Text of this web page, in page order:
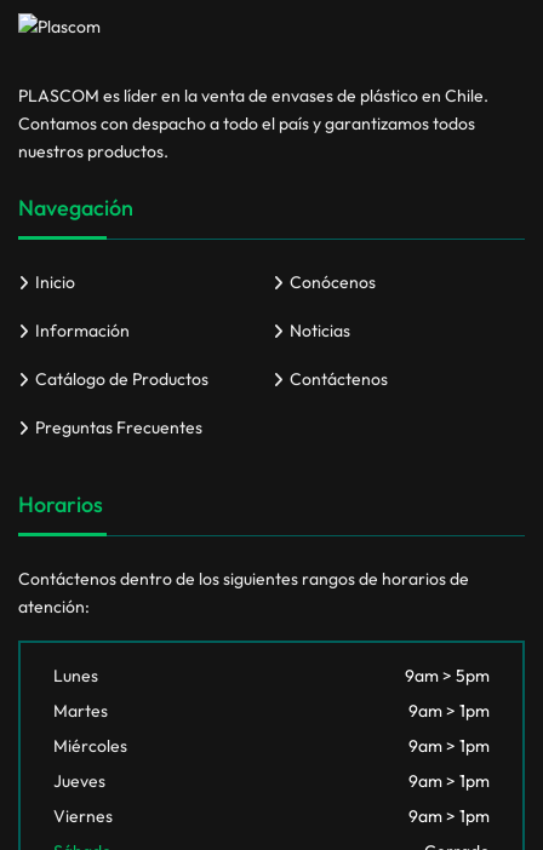
PLASCOM es líder en la venta de envases de plástico en Chile.
Contamos con despacho a todo el país y garantizamos todos
nuestros productos.
Navegación
Inicio Conócenos
Información Noticias
Catálogo de Productos Contáctenos
Preguntas Frecuentes
Horarios
Contáctenos dentro de los siguientes rangos de horarios de
atención:
Lunes
9am > 5pm
Martes
9am > 1pm
Miércoles
9am > 1pm
Jueves
9am > 1pm
Viernes
9am > 1pm